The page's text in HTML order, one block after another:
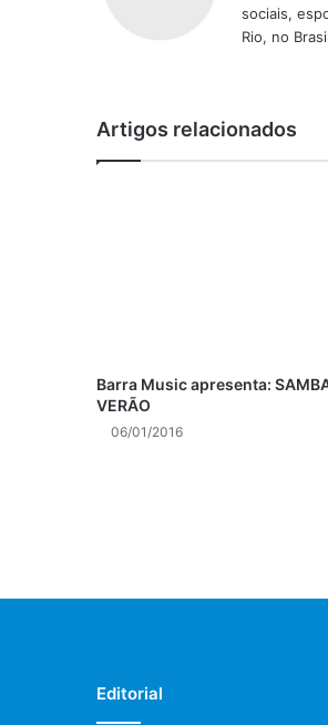
sociais,
Rio, no
Artigos relacionados
Barra Music apresenta:
VERÃO
06/01/2016
Editorial